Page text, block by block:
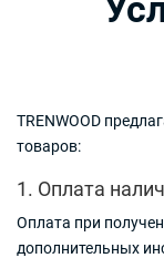
TRENWOOD
товаров:
1. Оплата
Оплата при
дополнительных